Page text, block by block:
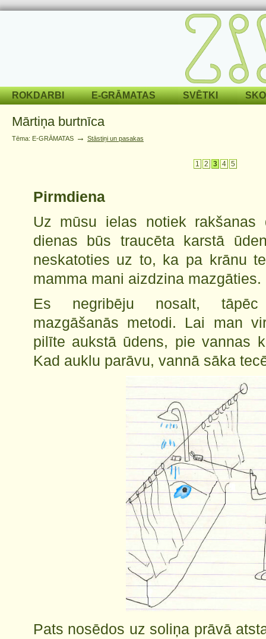
ROKDARBI E-GRĀMATAS SVĒTKI
Mārtiņa burtnīca
Tēma: E-GRĀMATAS → Stāstiņi un pasakas
1 2 3 4 5
Pirmdiena
Uz mūsu ielas notiek rakšanas
dienas būs traucēta karstā
neskatoties uz to, ka pa krānu
mamma mani aizdzina
Es negribēju nosalt,
mazgāšanās metodi. Lai man
pilīte aukstā ūdens, pie vannas
Kad auklu parāvu, vannā sāka
Pats nosēdos uz soliņa prāvā